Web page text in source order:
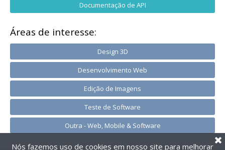
Documentação de API
Áreas de interesse:
Design 3D
Desenvolvimento Web
Edição de Imagens
Teste de Software
Outra - Web, Mobile & Software
Nós fazemos uso de cookies em nosso site para melhorar